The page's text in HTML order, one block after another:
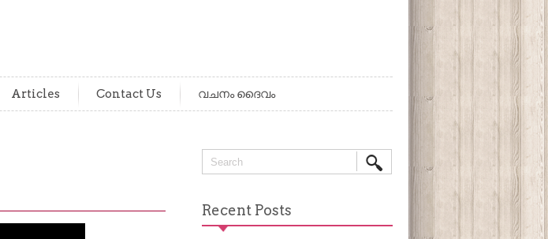
Articles Contact Us വചനം ദൈവം
Recent Posts